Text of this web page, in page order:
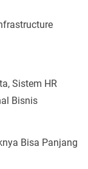
Sistem HR
Bisnis
Bisa Panjang